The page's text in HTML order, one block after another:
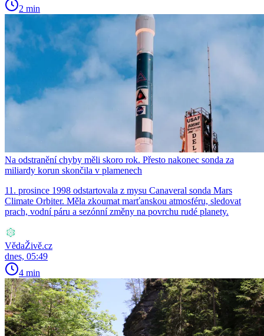
2 min
Na odstranění chyby měli skoro rok. Přesto nakonec sonda za
miliardy korun skončila v plamenech
11. prosince 1998 odstartovala z mysu Canaveral sonda Mars
Climate Orbiter. Měla zkoumat marťanskou atmosféru, sledovat
prach, vodní páru a sezónní změny na povrchu rudé planety.
VědaŽivě.cz
dnes, 05:49
4 min